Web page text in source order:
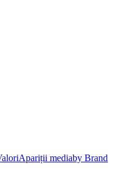
Apariții mediaby Brand